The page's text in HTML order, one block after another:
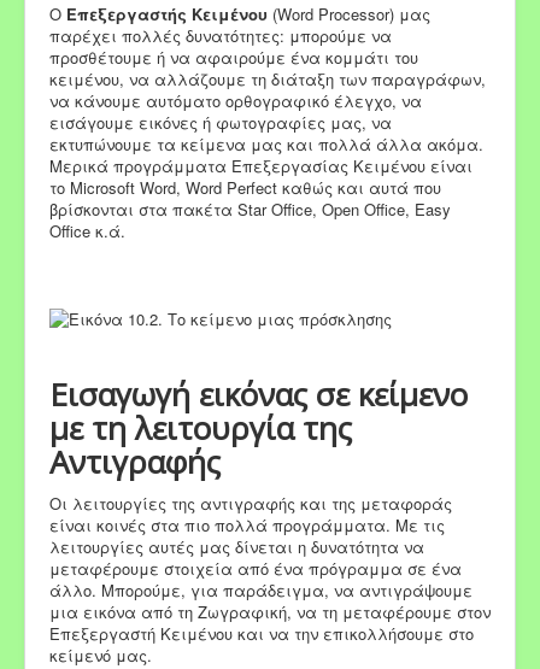
Ο Επεξεργαστής Κειμένου (Word Processor) μας
παρέχει πολλές δυνατότητες: μπορούμε να
προσθέτουμε ή να αφαιρούμε ένα κομμάτι του
κειμένου, να αλλάζουμε τη διάταξη των παραγράφων,
να κάνουμε αυτόματο ορθογραφικό έλεγχο, να
εισάγουμε εικόνες ή φωτογραφίες μας, να
εκτυπώνουμε τα κείμενα μας και πολλά άλλα ακόμα.
Μερικά προγράμματα Επεξεργασίας Κειμένου είναι
το Microsoft Word, Word Perfect καθώς και αυτά που
βρίσκονται στα πακέτα Star Office, Open Office, Easy
Office κ.ά.
Εισαγωγή εικόνας σε κείμενο
με τη λειτουργία της
Αντιγραφής
Οι λειτουργίες της αντιγραφής και της μεταφοράς
είναι κοινές στα πιο πολλά προγράμματα. Με τις
λειτουργίες αυτές μας δίνεται η δυνατότητα να
μεταφέρουμε στοιχεία από ένα πρόγραμμα σε ένα
άλλο. Μπορούμε, για παράδειγμα, να αντιγράψουμε
μια εικόνα από τη Ζωγραφική, να τη μεταφέρουμε στον
Επεξεργαστή Κειμένου και να την επικολλήσουμε στο
κείμενό μας.